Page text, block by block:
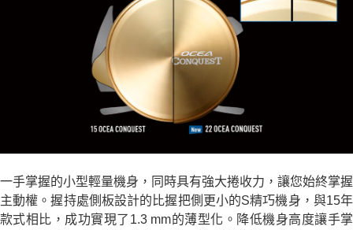
一手掌握的小型輕量機身，同時具有強大捲收力，讓您始終掌握
主動權。握持處側板設計的比握把側更小的S精巧機身，與15年
款式相比，成功實現了1.3 mm的薄型化。降低機身高度讓手掌